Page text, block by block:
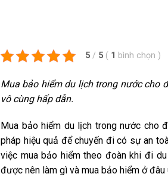
5 / 5 ( 1 bình chọn )
Mua bảo hiểm du lịch trong nước cho
vô cùng hấp dẫn.
Mua bảo hiểm du lịch trong nước cho
pháp hiệu quả để chuyến đi có sự an
việc mua bảo hiểm theo đoàn khi đi
được nên làm gì và mua bảo hiểm ở đâu